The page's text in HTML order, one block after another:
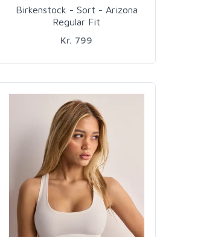
Birkenstock - Sort - Arizona
Regular Fit
Kr. 799